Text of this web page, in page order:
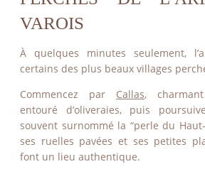
VAROIS
À quelques minutes seulement,
certains des plus beaux villages
Commencez par Callas,
entouré d’oliveraies, puis
souvent surnommé la “perle du
ses ruelles pavées et ses petites
font un lieu authentique.